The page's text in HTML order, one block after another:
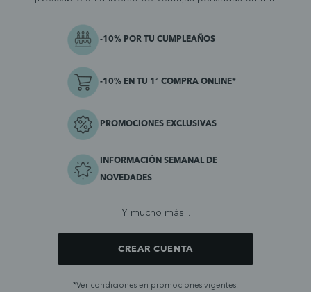
-10% POR TU CUMPLEAÑOS
-10% EN TU 1ª COMPRA ONLINE*
PROMOCIONES EXCLUSIVAS
INFORMACIÓN SEMANAL DE
NOVEDADES
Y mucho más...
CREAR CUENTA
*Ver condiciones en promociones vigentes.